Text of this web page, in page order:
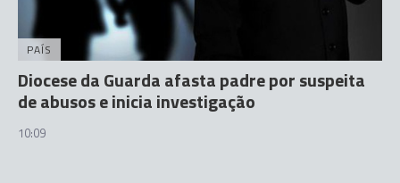
PAÍS
Diocese da Guarda afasta padre por suspeita
de abusos e inicia investigação
10:09